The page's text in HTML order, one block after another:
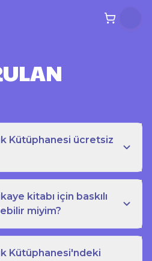
Kütüphanesi ücretsiz
kitabı için baskılı
miyim?
Kütüphanesi'ndeki